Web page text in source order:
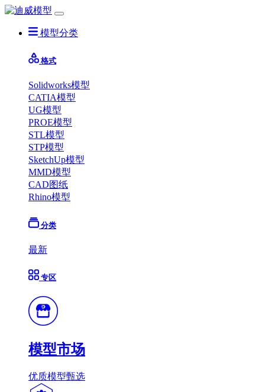
模型分类
格式
Solidworks模型
CATIA模型
UG模型
PROE模型
STL模型
STP模型
SketchUp模型
MMD模型
CAD图纸
Rhino模型
分类
最新
专区
模型市场
优质模型甄选